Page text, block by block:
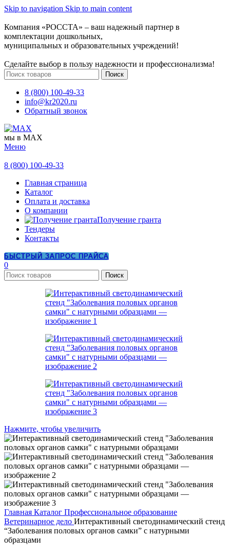
Skip to navigation Skip to main content
Компания «РОССТА» – ваш надежный партнер в
комплектации дошкольных,
муниципальных и образовательных учреждений!
Сделайте выбор в пользу надежности и профессионализма!
Поиск
8 (800) 100-49-33
info@kr2020.ru
Обратный звонок
мы в MAX
Меню
8 (800) 100-49-33
Главная страница
Каталог
Оплата и доставка
О компании
Получение гранта
Тендеры
Контакты
БЫСТРЫЙ ЗАПРОС ПРАЙСА
0
Поиск
Нажмите, чтобы увеличить
Главная Каталог Профессиональное образование
Ветеринарное дело Интерактивный светодинамический стенд
“Заболевания половых органов самки” с натурными
образцами